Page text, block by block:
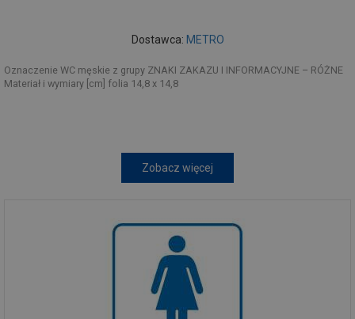
Dostawca: METRO
Oznaczenie WC męskie z grupy ZNAKI ZAKAZU I INFORMACYJNE – RÓŻNE
Materiał i wymiary [cm] folia 14,8 x 14,8
Zobacz więcej